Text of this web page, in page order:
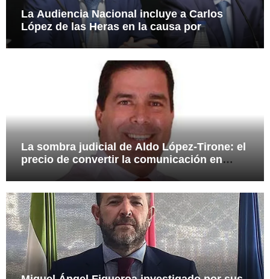
La Audiencia Nacional incluye a Carlos
López de las Heras en la causa por
presuntas irregularidades en el rescate de
112,8 millones a Tubos Reunidos
La sombra judicial de Aldo López-Tirone: el
precio de convertir la comunicación en